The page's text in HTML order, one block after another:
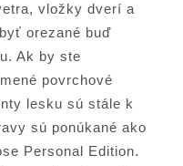
vložky dverí a
orezané buď
Ak by ste
povrchové
lesku sú stále k
sú ponúkané ako
Personal Edition.